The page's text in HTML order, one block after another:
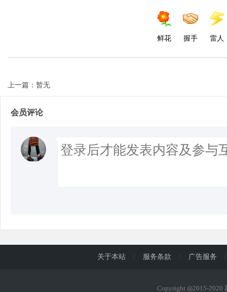
鲜花 握手 雷人
上一篇：暂无
会员评论
关于本站 / 服务条款 / 广告服务 /
Copyright ◎2015-2020